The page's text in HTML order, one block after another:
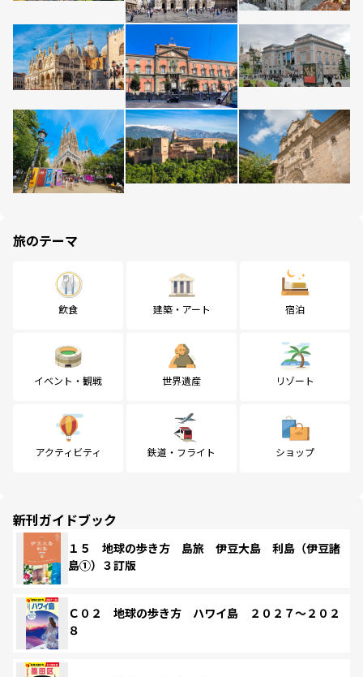
旅のテーマ
飲食 建築・アート 宿泊
イベント・観戦 世界遺産 リゾート
アクティビティ 鉄道・フライト ショップ
新刊ガイドブック
１５ 地球の歩き方 島旅 伊豆大島 利島（伊豆諸
島①）３訂版
Ｃ０２ 地球の歩き方 ハワイ島 ２０２７～２０２
８